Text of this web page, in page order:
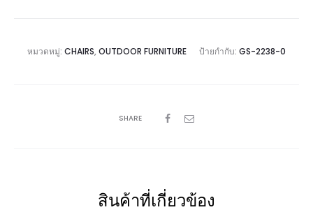
หมวดหมู่: CHAIRS, OUTDOOR FURNITURE ป้ายกำกับ: GS-2238-0
SHARE
สินค้าที่เกี่ยวข้อง